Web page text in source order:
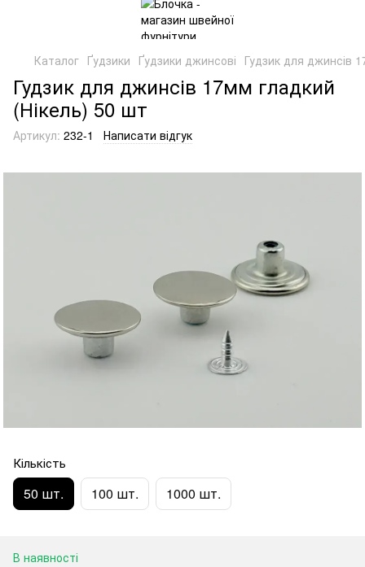
Каталог Ґудзики Ґудзики джинсові Гудзик для джинсів
Гудзик для джинсів 17мм гладкий
(Нікель) 50 шт
Артикул: 232-1 Написати відгук
Кількість
50 шт. 100 шт. 1000 шт.
В наявності